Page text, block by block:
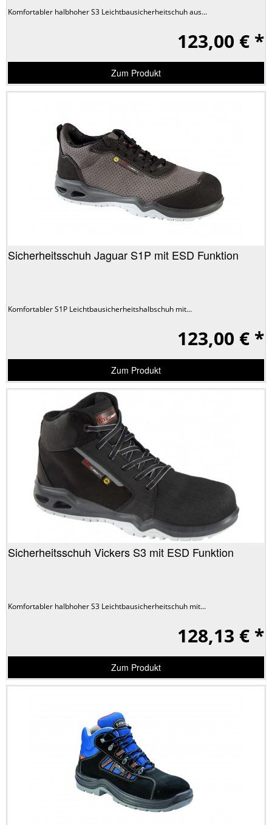
Komfortabler halbhoher S3 Leichtbausicherheitschuh aus...
123,00 € *
Zum Produkt
Sicherheitsschuh Jaguar S1P mit ESD Funktion
Komfortabler S1P Leichtbausicherheitshalbschuh mit...
123,00 € *
Zum Produkt
Sicherheitsschuh Vickers S3 mit ESD Funktion
Komfortabler halbhoher S3 Leichtbausicherheitschuh mit...
128,13 € *
Zum Produkt